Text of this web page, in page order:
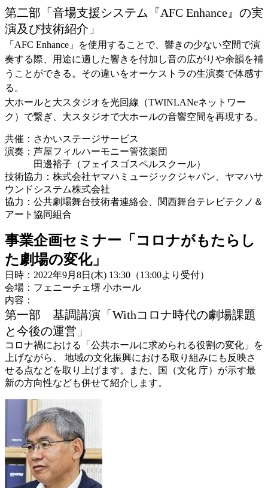
第二部「音場支援システム『AFC Enhance』の実
演及び技術紹介」
「AFC Enhance」を使用することで、響きの少ない空間で演
奏する際、用途に適した響きを付加し音の広がりや余韻を補
うことができる。その違いをオーケストラの生演奏で体感す
る。
大ホールと大スタジオを光回線（TWINLANeネットワー
ク）で繋ぎ、大スタジオで大ホールの音響空間を再現する。
共催：さかいステージサービス
演奏：芦屋フィルハーモニー管弦楽団
田邊裕子（フェイスゴスペルスクール）
技術協力：株式会社ヤマハミュージックジャパン、ヤマハサ
ウンドシステム株式会社
協力：公共劇場舞台技術者連絡会、関西舞台テレビテクノ＆
アート協同組合
事業企画セミナー「コロナがもたらし
た劇場の変化」
日時：2022年9月8日(木) 13:30（13:00より受付）
会場：フェニーチェ堺 小ホール
内容：
第一部 基調講演「Withコロナ時代の劇場課題
と今後の運営」
コロナ禍における「公共ホールに求められる役割の変化」を
上げながら、 地域の文化振興における取り組みにも反映さ
せる点などを取り上げます。また、国（文化 庁）が示す最
新の方向性なども併せて紹介します。